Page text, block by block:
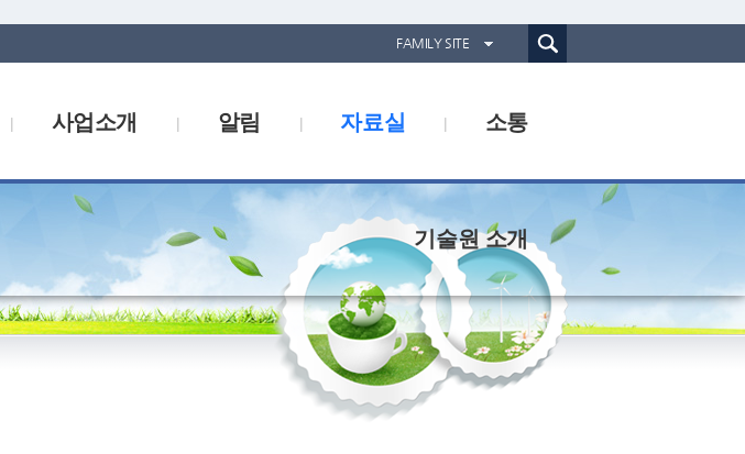
FAMILY SITE
경기도동물위생시험소
경기해양수산자원연구소
통합검색(웹)
소통
자료실
알림
사업소개
기술원 소개